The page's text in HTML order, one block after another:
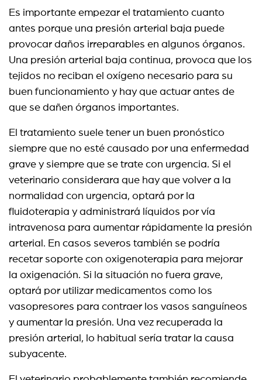
Es importante empezar el tratamiento cuanto
antes porque una presión arterial baja puede
provocar daños irreparables en algunos órganos.
Una presión arterial baja continua, provoca que los
tejidos no reciban el oxígeno necesario para su
buen funcionamiento y hay que actuar antes de
que se dañen órganos importantes.
El tratamiento suele tener un buen pronóstico
siempre que no esté causado por una enfermedad
grave y siempre que se trate con urgencia. Si el
veterinario considerara que hay que volver a la
normalidad con urgencia, optará por la
fluidoterapia y administrará líquidos por vía
intravenosa para aumentar rápidamente la presión
arterial. En casos severos también se podría
recetar soporte con oxigenoterapia para mejorar
la oxigenación. Si la situación no fuera grave,
optará por utilizar medicamentos como los
vasopresores para contraer los vasos sanguíneos
y aumentar la presión. Una vez recuperada la
presión arterial, lo habitual sería tratar la causa
subyacente.